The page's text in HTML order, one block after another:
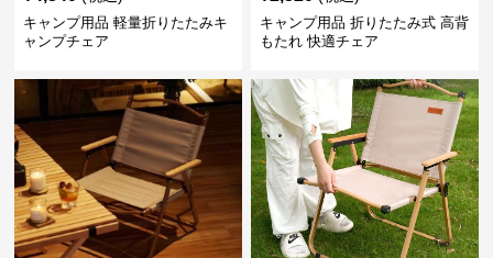
キャンプ用品 軽量折りたたみキ
ャンプチェア
キャンプ用品 折りたたみ式 高背
もたれ 快適チェア